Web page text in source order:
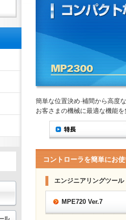
簡単な位置決め·補間から高度
お客さまの機械に最適な機能
コントローラを簡単にお
エンジニアリングツール
MPE720 Ver.7